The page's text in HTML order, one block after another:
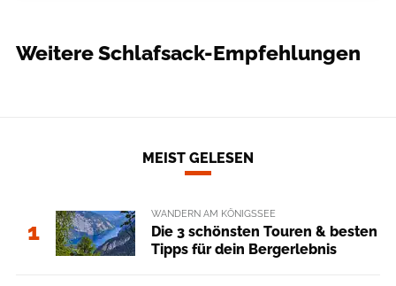
Weitere Schlafsack-Empfehlungen
MEIST GELESEN
1
WANDERN AM KÖNIGSSEE
Die 3 schönsten Touren & besten
Tipps für dein Bergerlebnis